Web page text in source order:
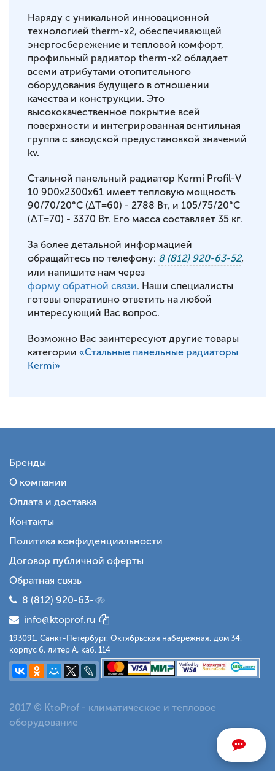
Наряду с уникальной инновационной
технологией therm-x2, обеспечивающей
энергосбережение и тепловой комфорт,
профильный радиатор therm-x2 обладает
всеми атрибутами отопительного
оборудования будущего в отношении
качества и конструкции. Это
высококачественное покрытие всей
поверхности и интегрированная вентильная
группа с заводской предустановкой значений
kv.
Стальной панельный радиатор Kermi Profil-V
10 900x2300x61 имеет тепловую мощность
90/70/20°С (ΔT=60) - 2788 Вт, и 105/75/20°С
(ΔT=70) - 3370 Вт. Его масса составляет 35 кг.
За более детальной информацией
обращайтесь по телефону: 8 (812) 920-63-52,
или напишите нам через
форму обратной связи. Наши специалисты
готовы оперативно ответить на любой
интересующий Вас вопрос.
Возможно Вас заинтересуют другие товары
категории «Стальные панельные радиаторы
Kermi»
Бренды
О компании
Оплата и доставка
Контакты
Политика конфиденциальности
Договор публичной оферты
Обратная связь
8 (812) 920-63-
info@ktoprof.ru
193091, Санкт-Петербург, Октябрьская набережная, дом 34,
корпус 6, литер А, каб. 114
2017 © KtoProf - климатическое и тепловое
оборудование